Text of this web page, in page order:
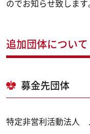
のでお知らせ致します
追加団体について
募金先団体
特定非営利活動法人